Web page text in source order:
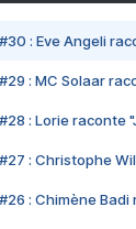
#30 : Eve Angeli
#29 : MC Solaar
#28 : Lorie raconte
#27 : Christophe
#26 : Chimène